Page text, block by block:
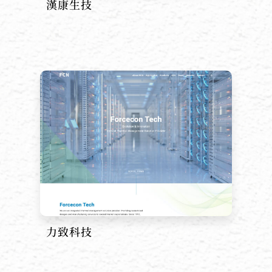
漢康生技
力致科技